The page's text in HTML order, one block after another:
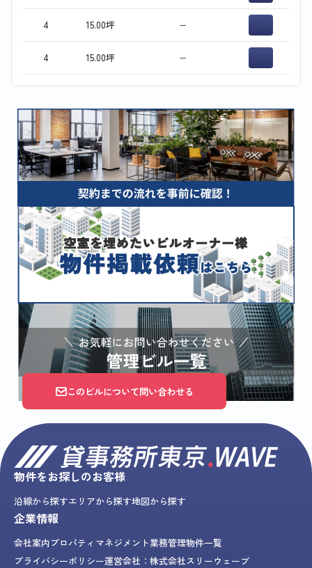
4 15.00坪 −
4 15.00坪 −
このビルについて問い合わせる
物件をお探しのお客様
沿線から探すエリアから探す地図から探す
企業情報
会社案内プロパティマネジメント業務管理物件一覧
プライバシーポリシー運営会社：株式会社スリーウェーブ